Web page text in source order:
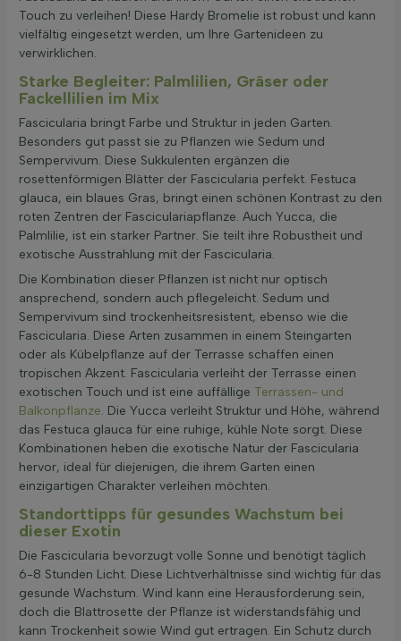
Touch zu verleihen! Diese Hardy Bromelie ist robust und kann
vielfältig eingesetzt werden, um Ihre Gartenideen zu
verwirklichen.
Starke Begleiter: Palmlilien, Gräser oder
Fackellilien im Mix
Fascicularia bringt Farbe und Struktur in jeden Garten.
Besonders gut passt sie zu Pflanzen wie Sedum und
Sempervivum. Diese Sukkulenten ergänzen die
rosettenförmigen Blätter der Fascicularia perfekt. Festuca
glauca, ein blaues Gras, bringt einen schönen Kontrast zu den
roten Zentren der Fasciculariapflanze. Auch Yucca, die
Palmlilie, ist ein starker Partner. Sie teilt ihre Robustheit und
exotische Ausstrahlung mit der Fascicularia.
Die Kombination dieser Pflanzen ist nicht nur optisch
ansprechend, sondern auch pflegeleicht. Sedum und
Sempervivum sind trockenheitsresistent, ebenso wie die
Fascicularia. Diese Arten zusammen in einem Steingarten
oder als Kübelpflanze auf der Terrasse schaffen einen
tropischen Akzent. Fascicularia verleiht der Terrasse einen
exotischen Touch und ist eine auffällige Terrassen- und
Balkonpflanze. Die Yucca verleiht Struktur und Höhe, während
das Festuca glauca für eine ruhige, kühle Note sorgt. Diese
Kombinationen heben die exotische Natur der Fascicularia
hervor, ideal für diejenigen, die ihrem Garten einen
einzigartigen Charakter verleihen möchten.
Standorttipps für gesundes Wachstum bei
dieser Exotin
Die Fascicularia bevorzugt volle Sonne und benötigt täglich
6-8 Stunden Licht. Diese Lichtverhältnisse sind wichtig für das
gesunde Wachstum. Wind kann eine Herausforderung sein,
doch die Blattrosette der Pflanze ist widerstandsfähig und
kann Trockenheit sowie Wind gut ertragen. Ein Schutz durch